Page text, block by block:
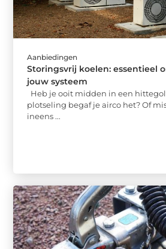
Aanbiedingen
Storingsvrij koelen: essentieel
jouw systeem
Heb je ooit midden in een
plotseling begaf je airco het? Of
ineens ...